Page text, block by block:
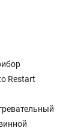
Restart